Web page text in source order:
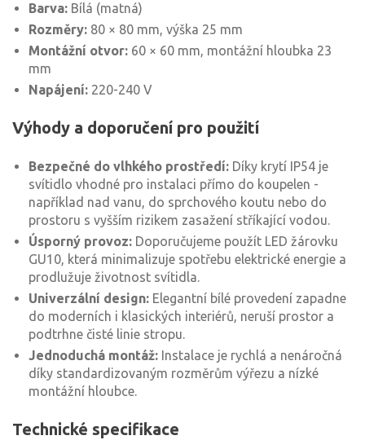
Barva: Bílá (matná)
Rozměry: 80 × 80 mm, výška 25 mm
Montážní otvor: 60 × 60 mm, montážní hloubka 23
mm
Napájení: 220-240 V
Výhody a doporučení pro použití
Bezpečné do vlhkého prostředí: Díky krytí IP54 je
svítidlo vhodné pro instalaci přímo do koupelen -
například nad vanu, do sprchového koutu nebo do
prostoru s vyšším rizikem zasažení stříkající vodou.
Úsporný provoz: Doporučujeme použít LED žárovku
GU10, která minimalizuje spotřebu elektrické energie a
prodlužuje životnost svítidla.
Univerzální design: Elegantní bílé provedení zapadne
do moderních i klasických interiérů, neruší prostor a
podtrhne čisté linie stropu.
Jednoduchá montáž: Instalace je rychlá a nenáročná
díky standardizovaným rozměrům výřezu a nízké
montážní hloubce.
Technické specifikace